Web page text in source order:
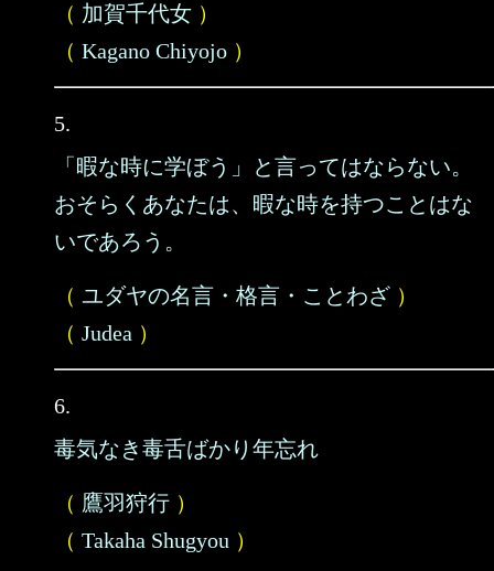
（ 加賀千代女 ）
（ Kagano Chiyojo ）
5.
「暇な時に学ぼう」と言ってはならない。
おそらくあなたは、暇な時を持つことはな
いであろう。
（ ユダヤの名言・格言・ことわざ ）
（ Judea ）
6.
毒気なき毒舌ばかり年忘れ
（ 鷹羽狩行 ）
（ Takaha Shugyou ）